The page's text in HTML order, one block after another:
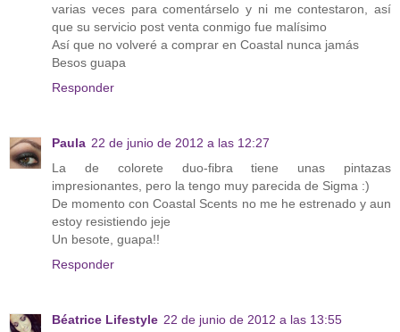
varias veces para comentárselo y ni me contestaron, así
que su servicio post venta conmigo fue malísimo
Así que no volveré a comprar en Coastal nunca jamás
Besos guapa
Responder
Paula 22 de junio de 2012 a las 12:27
La de colorete duo-fibra tiene unas pintazas
impresionantes, pero la tengo muy parecida de Sigma :)
De momento con Coastal Scents no me he estrenado y aun
estoy resistiendo jeje
Un besote, guapa!!
Responder
Béatrice Lifestyle 22 de junio de 2012 a las 13:55